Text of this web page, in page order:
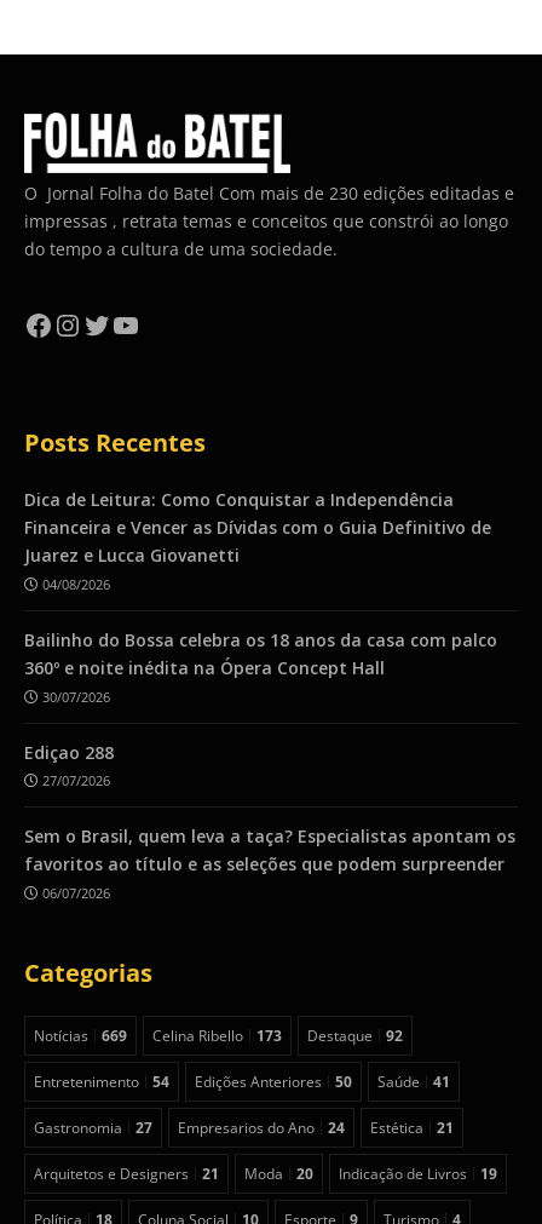
O Jornal Folha do Batel Com mais de 230 edições editadas e
impressas , retrata temas e conceitos que constrói ao longo
do tempo a cultura de uma sociedade.
Facebook
Instagram
Twitter
YouTube
Posts Recentes
Dica de Leitura: Como Conquistar a Independência
Financeira e Vencer as Dívidas com o Guia Definitivo de
Juarez e Lucca Giovanetti
04/08/2026
Bailinho do Bossa celebra os 18 anos da casa com palco
360º e noite inédita na Ópera Concept Hall
30/07/2026
Ediçao 288
27/07/2026
Sem o Brasil, quem leva a taça? Especialistas apontam os
favoritos ao título e as seleções que podem surpreender
06/07/2026
Categorias
Notícias 669 Celina Ribello 173 Destaque 92
Entretenimento 54 Edições Anteriores 50 Saúde 41
Gastronomia 27 Empresarios do Ano 24 Estética 21
Arquitetos e Designers 21 Moda 20 Indicação de Livros 19
Política 18 Coluna Social 10 Esporte 9 Turismo 4